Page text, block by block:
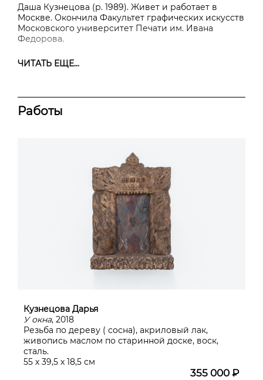
Даша Кузнецова (р. 1989). Живет и работает в
Москве. Окончила Факультет графических искусств
Московского университет Печати им. Ивана
Федорова.
ЧИТАТЬ ЕЩЕ...
Работы
Кузнецова Дарья
У окна, 2018
Резьба по дереву ( сосна), акриловый лак,
живопись маслом по старинной доске, воск,
сталь.
55 х 39,5 х 18,5 см
355 000 ₽